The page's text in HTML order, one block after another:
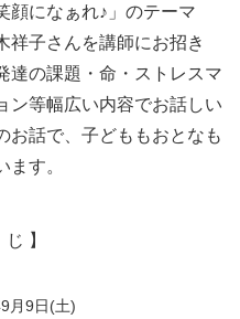
顔になぁれ♪」のテーマ
祥子さんを講師にお招き
達の課題・命・ストレスマ
ン等幅広い内容でお話しい
お話で、子どももおとなも
す。
じ 】
月9日(土)